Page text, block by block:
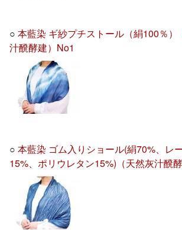
○本藍染 ギ紗プチストール（絹100％）
汁醗酵建）No1
○本藍染 ゴム入りショール(絹70%、レ
15%、ポリウレタン15%)（天然灰汁醗酵